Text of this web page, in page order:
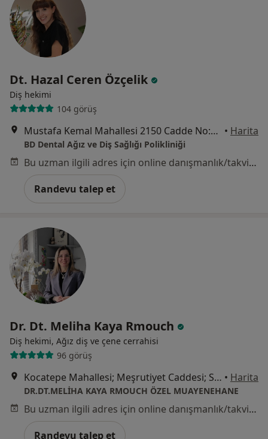
Dt. Hazal Ceren Özçelik
Diş hekimi
104 görüş
Mustafa Kemal Mahallesi 2150 Cadde No:5/A, Ankara • Harita
BD Dental Ağız ve Diş Sağlığı Polikliniği
Bu uzman ilgili adres için online danışmanlık/takvim sunmuyor.
Randevu talep et
Dr. Dt. Meliha Kaya Rmouch
Diş hekimi, Ağız diş ve çene cerrahisi
96 görüş
Kocatepe Mahallesi; Meşrutiyet Caddesi; Saadet Apartmanı; 8.kat; 26/15 Kızılay/Ankara Kocatepe Mahallesi; Meşrutiyet Caddesi; Saadet Apartmanı; 8.kat; 26/15 Kızılay/Ankara Kocatepe Mahallesi, Kızılay, Meşrutiyet Cd. Saadet Apartmanı D:8.kat; 26/15,, Ankara • Harita
DR.DT.MELİHA KAYA RMOUCH ÖZEL MUAYENEHANE
Bu uzman ilgili adres için online danışmanlık/takvim sunmuyor.
Randevu talep et